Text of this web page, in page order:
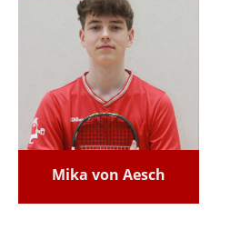
Mika von Aesch